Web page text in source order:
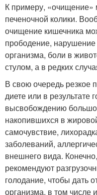
К примеру, «очищение»
печеночной колики.
очищение кишечника
прободение, нарушение
организма, боли в
стулом, а в редких
В свою очередь резкое
диете или в результате
высвобождению
накопившихся в
самочувствие,
заболеваний,
внешнего вида.
рекомендуют
голодание, чтобы дать
организма, в том числе